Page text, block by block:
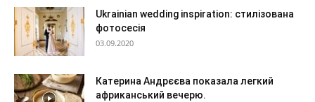
Ukrainian wedding inspiration: стилізована
фотосесія
03.09.2020
Катерина Андрєєва показала легкий
африканський вечерю.